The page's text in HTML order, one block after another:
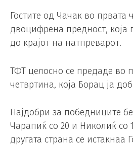
Гостите од Чачак во првата
двоцифрена предност, која
до крајот на натпреварот.
ТФТ целосно се предаде во
четвртина, која Борац ја
Најдобри за победниците
Чарапиќ со 20 и Николиќ со
другата страна се истакнаа